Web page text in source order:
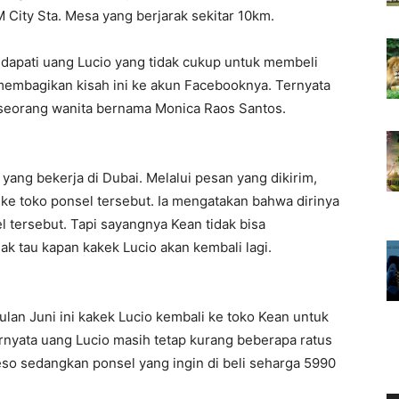
Sta. Mesa yang berjarak sekitar 10km.
uang Lucio yang tidak cukup untuk membeli
kisah ini ke akun Facebooknya. Ternyata
wanita bernama Monica Raos Santos.
bekerja di Dubai. Melalui pesan yang dikirim,
toko ponsel tersebut. Ia mengatakan bahwa dirinya
Tapi sayangnya Kean tidak bisa
tau kapan kakek Lucio akan kembali lagi.
Juni ini kakek Lucio kembali ke toko Kean untuk
uang Lucio masih tetap kurang beberapa ratus
sedangkan ponsel yang ingin di beli seharga 5990